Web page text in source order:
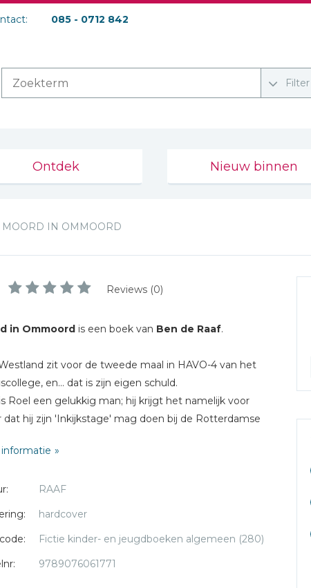
085 - 0712 842
Ontdek Nieuw binnen
MOORD IN OMMOORD
Reviews (0)
in Ommoord is een boek van Ben de Raaf.
zit voor de tweede maal in HAVO-4 van het
en... dat is zijn eigen schuld.
Roel een gelukkig man; hij krijgt het namelijk voor
dat hij zijn 'Inkijkstage' mag doen bij de Rotterdamse
zijn stage gebeurt wat Roel nooit had durven dromen.
op een oude dame, en Roel wordt vanaf de eerste
het onderzoek betrokken. Sterker nog: Roel levert een
is, moet het rechercheteam heel wat werk
RAAF
hardcover
Fictie kinder- en jeugdboeken algemeen (280)
9789076061771